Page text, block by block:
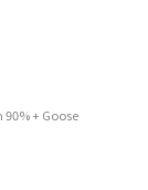
90% + Goose